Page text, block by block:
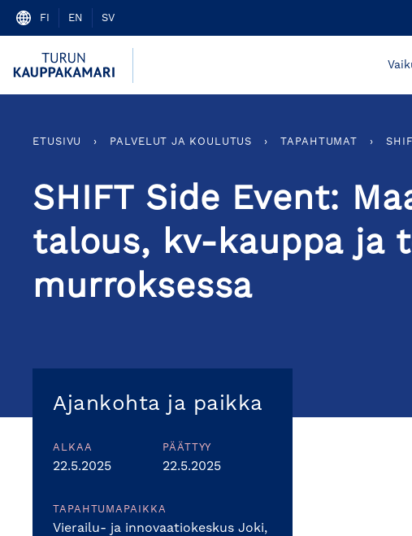
Skip
FI EN SV
ETUSIVU › PALVELUT JA KOULUTUS › TAPAHTUMAT ›
SHIFT Side Event:
talous, kv-kauppa ja
murroksessa
Ajankohta ja paikka
ALKAA
22.5.2025
PÄÄTTYY
22.5.2025
TAPAHTUMAPAIKKA
Vierailu- ja innovaatiokeskus Joki,